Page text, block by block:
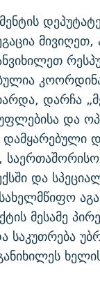
მივიღეთ,
დარჩა
და
დამყარებული
საერთაშორისო
და
მესამე
საკუთრება